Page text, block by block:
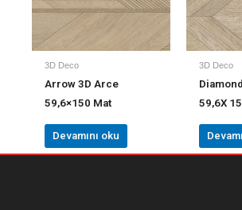
3D Deco
Arrow 3D Arce
59,6×150 Mat
Devamını oku
3D Deco
59,6X